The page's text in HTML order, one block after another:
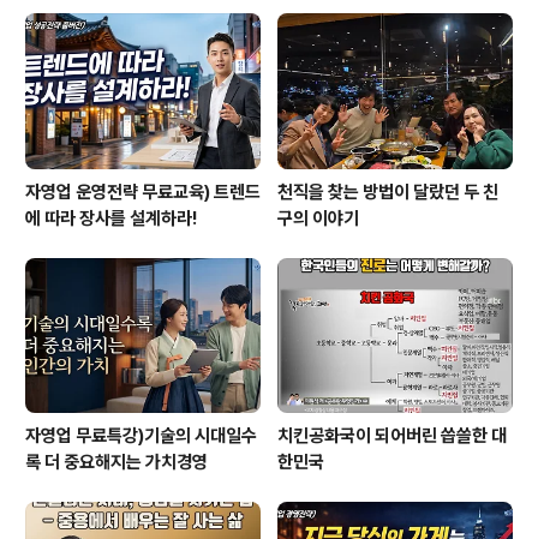
자영업 운영전략 무료교육) 트렌드
에 따라 장사를 설계하라!
천직을 찾는 방법이 달랐던 두 친
구의 이야기
자영업 무료특강)기술의 시대일수
록 더 중요해지는 가치경영
치킨공화국이 되어버린 씁쓸한 대
한민국